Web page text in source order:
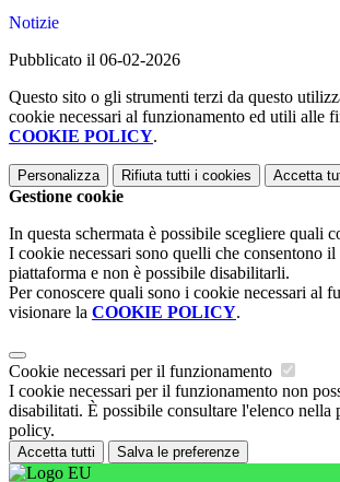
Notizie
Pubblicato il 06-02-2026
Questo sito o gli strumenti terzi da questo
cookie necessari al funzionamento ed utili alle
COOKIE POLICY.
Personalizza Rifiuta tutti i cookies Accetta
Gestione cookie
In questa schermata è possibile scegliere quali
I cookie necessari sono quelli che consentono
piattaforma e non è possibile disabilitarli.
Per conoscere quali sono i cookie necessari al
visionare la COOKIE POLICY.
Cookie necessari per il funzionamento
I cookie necessari per il funzionamento non
disabilitati. È possibile consultare l'elenco nella
policy.
Accetta tutti Salva le preferenze